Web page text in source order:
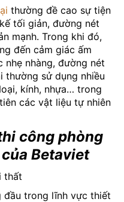
thường đề cao sự tiện
tối giản, đường nét
mạnh. Trong khi đó,
đến cảm giác ấm
nhẹ nhàng, đường nét
thường sử dụng nhiều
kính, nhựa… trong
các vật liệu tự nhiên
công phòng
Betaviet
đầu trong lĩnh vực thiết